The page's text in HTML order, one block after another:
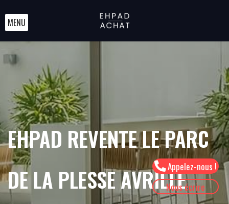
Appelez-nous !
Nous écrire
MENU
EHPAD REVENTE LE PARC
DE LA PLESSE AVRILLÉ